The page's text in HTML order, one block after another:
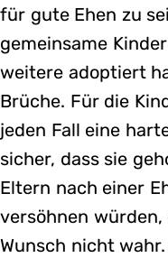
für gute Ehen zu
gemeinsame
weitere adoptiert
Brüche. Für die
jeden Fall eine
sicher, dass sie
Eltern nach einer
versöhnen
Wunsch nicht